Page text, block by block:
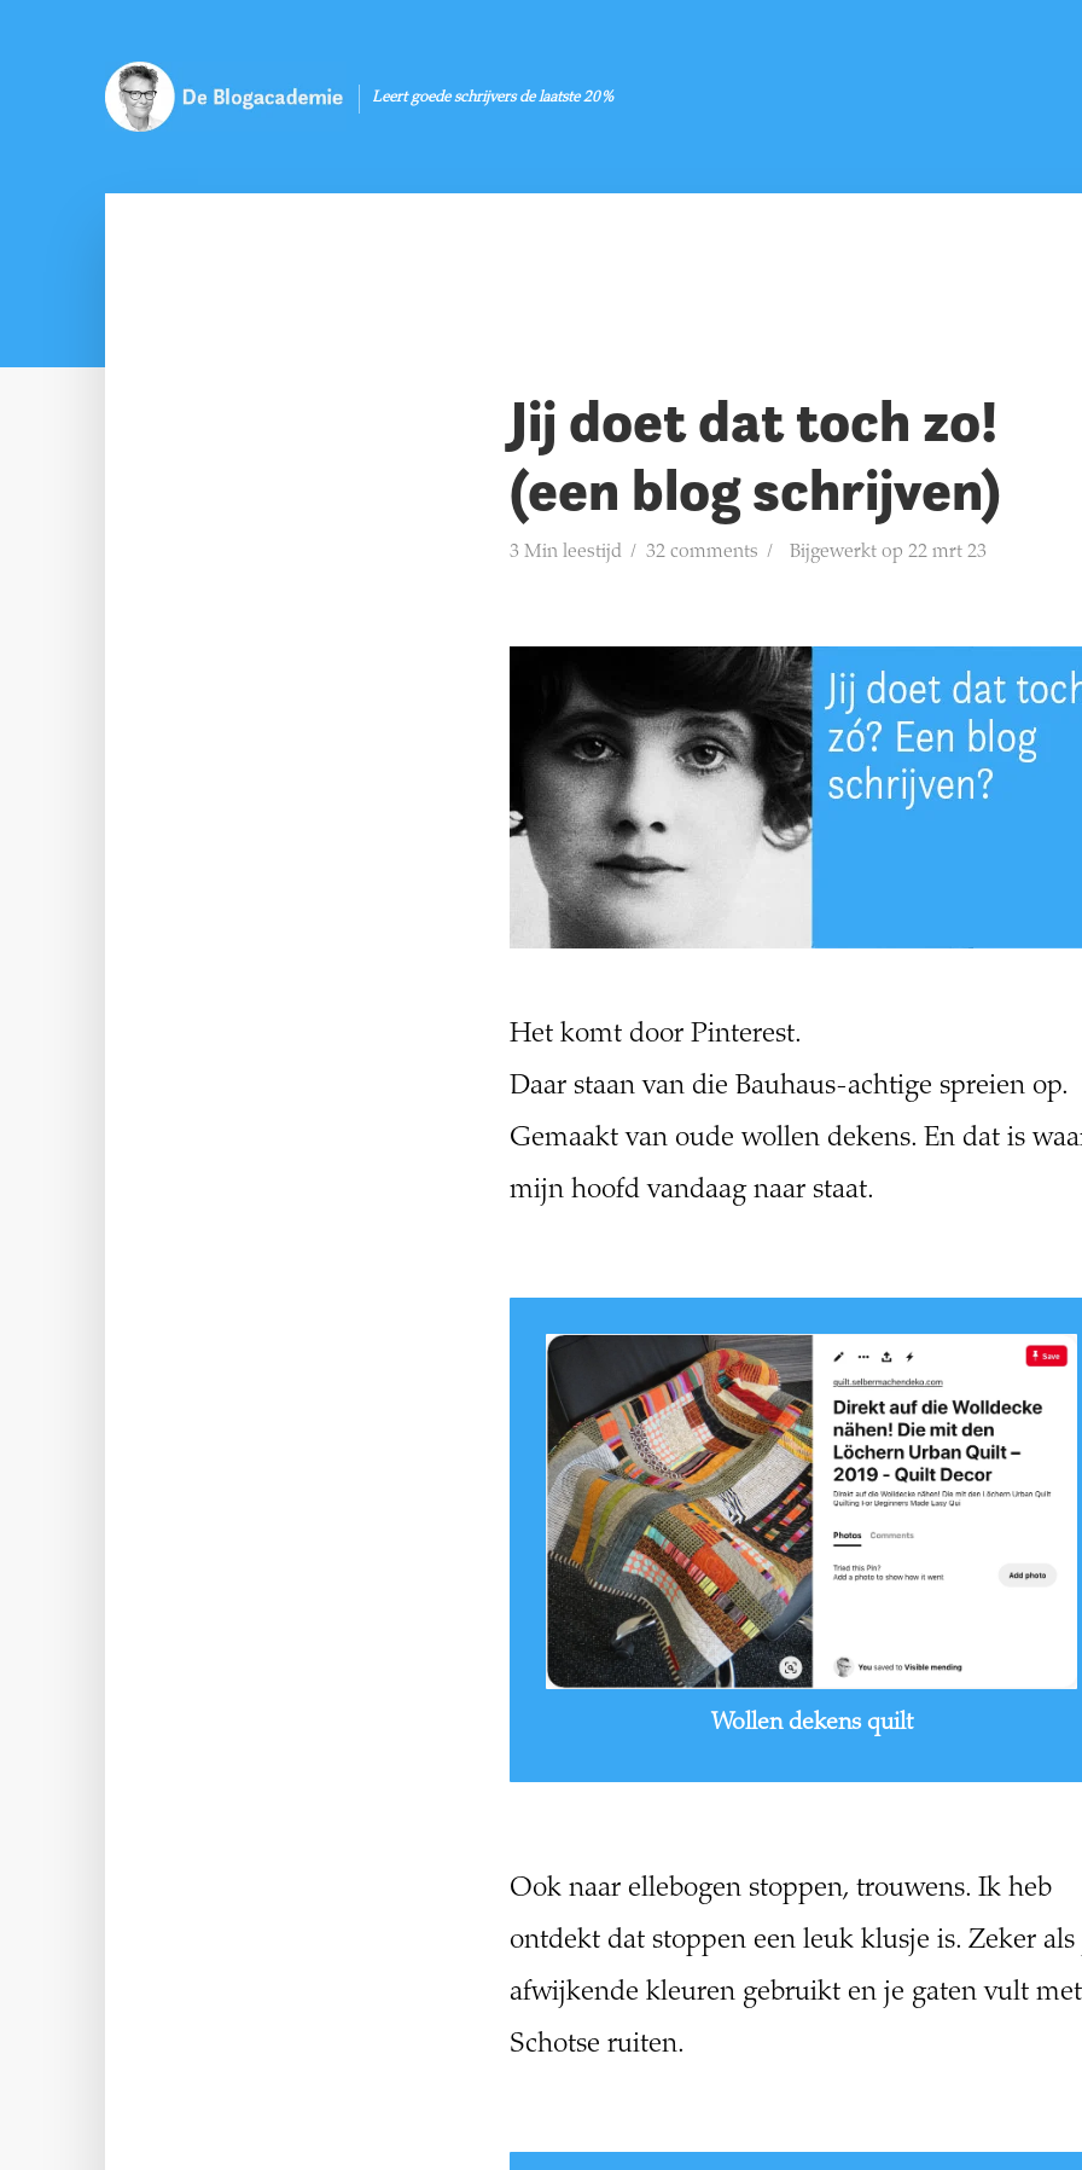
Leert goede schrijvers de laatste 20%
Jij doet dat toch zo!
(een blog schrijven)
3 Min leestijd 32 comments Bijgewerkt op 22 mrt 23
Het komt door Pinterest.
Daar staan van die Bauhaus-achtige spreien op.
Gemaakt van oude wollen dekens. En dat is
mijn hoofd vandaag naar staat.
Wollen dekens quilt
Ook naar ellebogen stoppen, trouwens. Ik heb
ontdekt dat stoppen een leuk klusje is. Zeker als
afwijkende kleuren gebruikt en je gaten vult met
Schotse ruiten.